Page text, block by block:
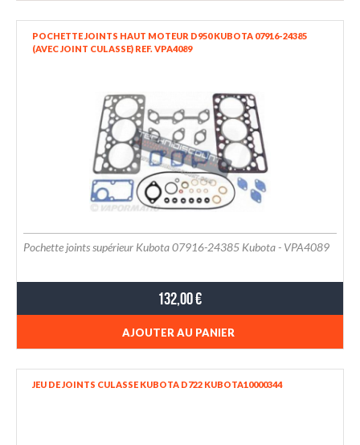
POCHETTE JOINTS HAUT MOTEUR D950 KUBOTA 07916-24385
(AVEC JOINT CULASSE) REF. VPA4089
Pochette joints supérieur Kubota 07916-24385 Kubota - VPA4089
132,00 €
AJOUTER AU PANIER
JEU DE JOINTS CULASSE KUBOTA D722 KUBOTA10000344